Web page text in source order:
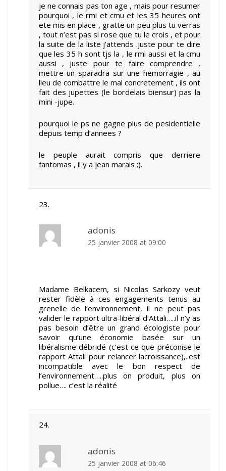
je ne connais pas ton age , mais pour resumer
pourquoi , le rmi et cmu et les 35 heures ont
ete mis en place , gratte un peu plus tu verras
, tout n’est pas si rose que tu le crois , et pour
la suite de la liste j’attends .juste pour te dire
que les 35 h sont tjs la , le rmi aussi et la cmu
aussi , juste pour te faire comprendre ,
mettre un sparadra sur une hemorragie , au
lieu de combattre le mal concretement , ils ont
fait des jupettes (le bordelais biensur) pas la
mini -jupe.
pourquoi le ps ne gagne plus de pesidentielle
depuis temp d’annees ?
le peuple aurait compris que derriere
fantomas , il y a jean marais ;).
adonis
25 janvier 2008 at 09:00
Madame Belkacem, si Nicolas Sarkozy veut
rester fidèle à ces engagements tenus au
grenelle de l’environnement, il ne peut pas
valider le rapport ultra-libéral d’Attali…..il n’y as
pas besoin d’être un grand écologiste pour
savoir qu’une économie basée sur un
libéralisme débridé (c’est ce que préconise le
rapport Attali pour relancer lacroissance),..est
incompatible avec le bon respect de
l’environnement…..plus on produit, plus on
pollue…. c’est la réalité
adonis
25 janvier 2008 at 06:46